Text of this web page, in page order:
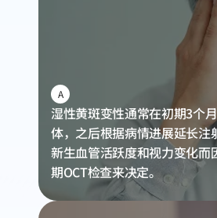
A
湿性黄斑变性通常在初期3个
体，之后根据病情进展延长注
新生血管活跃度和视力变化而
期OCT检查来决定。